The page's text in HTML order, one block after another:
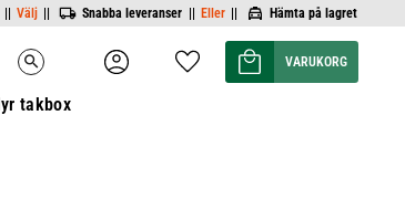
|| Välj || Snabba leveranser || Eller || Hämta på lagret
search Favoriter
Kundvagn
takbox